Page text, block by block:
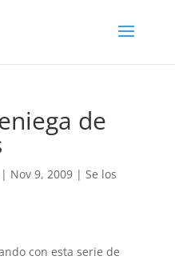
de
| Nov 9, 2009| Se los
con esta serie de